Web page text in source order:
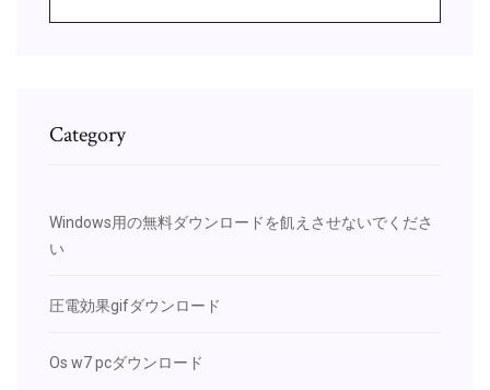
Category
Windows用の無料ダウンロードを飢えさせないでくださ
い
圧電効果gifダウンロード
Os w7 pcダウンロード